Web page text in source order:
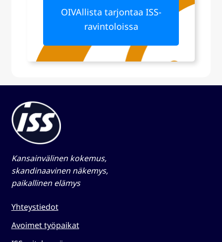
OIVAllista tarjontaa ISS-
ravintoloissa
Kansainvälinen kokemus,
skandinaavinen näkemys,
paikallinen elämys​
Yhteystiedot
Avoimet työpaikat